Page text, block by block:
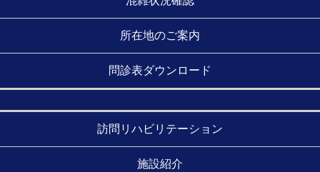
所在地のご案内
問診表ダウンロード
訪問リハビリテーション
施設紹介